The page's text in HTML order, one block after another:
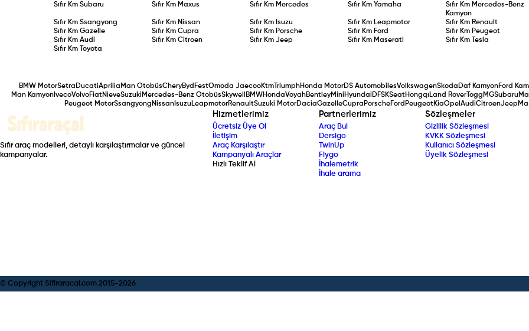
Sıfır KmSubaru Sıfır Km Maxus Sıfır Km Mercedes Sıfır Km Yamaha Sıfır Km Mercedes-Benz
Kamyon
Sıfır KmSsangyong Sıfır Km Nissan Sıfır Km Isuzu Sıfır Km Leapmotor Sıfır Km Renault
Sıfır KmGazelle Sıfır KmCupra Sıfır Km Porsche Sıfır Km Ford Sıfır Km Peugeot
Sıfır KmAudi Sıfır KmCitroen Sıfır KmJeep Sıfır Km Maserati Sıfır Km Tesla
Sıfır Km
Toyota
BMW MotorSetra DucatiAprilia Man OtobüsCheryByd FestOmoda JaecooKtmTriumphHonda MotorDS AutomobilesVolkswagenSkoda Daf KamyonFord
Man KamyonIvecoVolvoFiatNieveSuzuki Mercedes-Benz OtobüsSkywell BMWHondaVoyahBentleyMini Hyundai DFSKSeatHongqı Land RoverTogg MGSubaru
Peugeot MotorSsangyong Nissan IsuzuLeapmotorRenaultSuzuki MotorDaciaGazelleCupra PorscheFord PeugeotKiaOpel AudiCitroenJeep
Sıfır araç modelleri, detaylı karşılaştırmalar ve güncel
kampanyalar.
Hizmetlerimiz
Ücretsiz Üye Ol
İletişim
Araç Karşılaştır
Kampanyalı Araçlar
Hızlı Teklif Al
Partnerlerimiz
Araç Bul
Dersigo
TwinUp
Fiygo
İhalemetrik
İhale arama
Sözleşmeler
Gizlilik Sözleşmesi
KVKK Sözleşmesi
Kullanıcı Sözleşmesi
Üyelik Sözleşmesi
© Copyright Sifiraracal.com 2015-2026